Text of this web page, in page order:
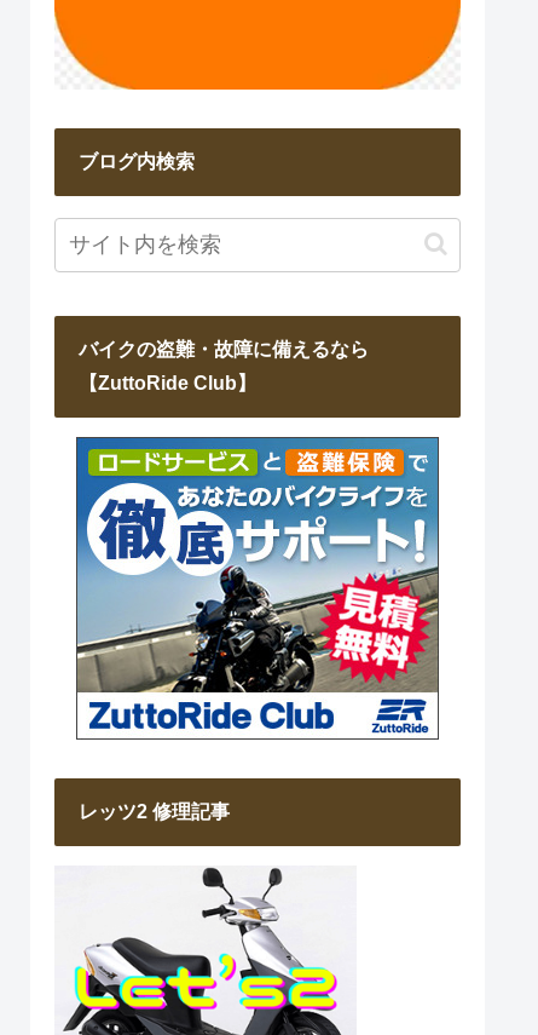
ブログ内検索
バイクの盗難・故障に備えるなら
【ZuttoRide Club】
レッツ2 修理記事